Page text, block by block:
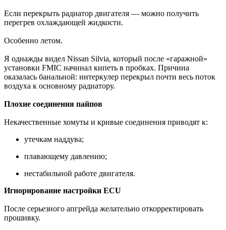
Если перекрыть радиатор двигателя — можно получить
перегрев охлаждающей жидкости.
Особенно летом.
Я однажды видел Nissan Silvia, который после «гаражной»
установки FMIC начинал кипеть в пробках. Причина
оказалась банальной: интеркулер перекрыл почти весь поток
воздуха к основному радиатору.
Плохие соединения пайпов
Некачественные хомуты и кривые соединения приводят к:
утечкам наддува;
плавающему давлению;
нестабильной работе двигателя.
Игнорирование настройки ECU
После серьезного апгрейда желательно откорректировать
прошивку.